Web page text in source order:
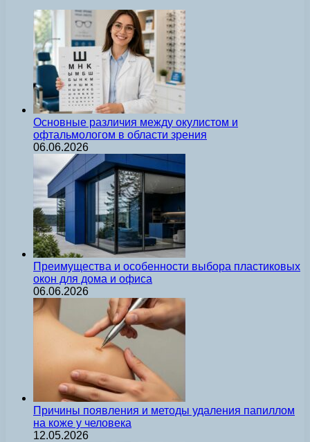
Основные различия между окулистом и
офтальмологом в области зрения
06.06.2026
Преимущества и особенности выбора пластиковых
окон для дома и офиса
06.06.2026
Причины появления и методы удаления папиллом
на коже у человека
12.05.2026